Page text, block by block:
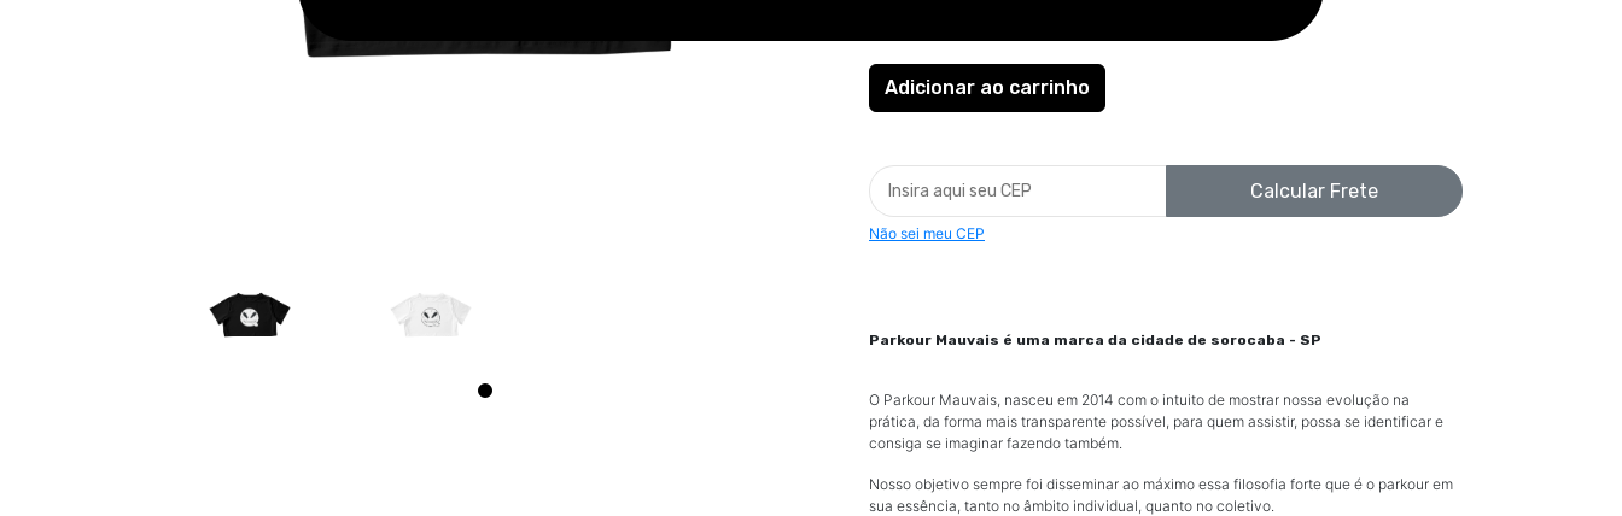
Calcular Frete
Não sei meu CEP
Parkour Mauvais é uma marca da cidade de sorocaba - SP
O Parkour Mauvais, nasceu em 2014 com o intuito de mostrar nossa evolução na
prática, da forma mais transparente possível, para quem assistir, possa se identificar e
consiga se imaginar fazendo também.
Nosso objetivo sempre foi disseminar ao máximo essa filosofia forte que é o parkour em
sua essência, tanto no âmbito individual, quanto no coletivo.